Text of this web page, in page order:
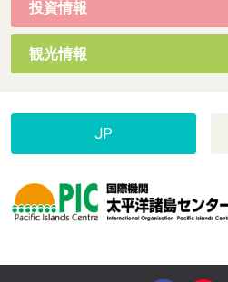
投資情報
観光情報
JP